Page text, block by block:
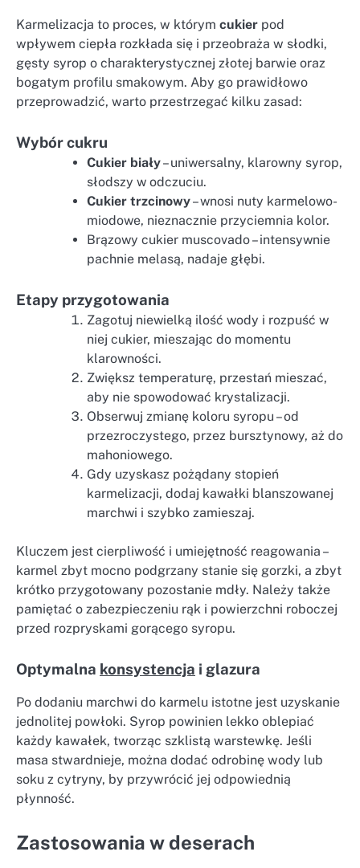
Karmelizacja to proces, w którym cukier pod
wpływem ciepła rozkłada się i przeobraża w słodki,
gęsty syrop o charakterystycznej złotej barwie oraz
bogatym profilu smakowym. Aby go prawidłowo
przeprowadzić, warto przestrzegać kilku zasad:
Wybór cukru
Cukier biały– uniwersalny, klarowny syrop,
słodszy w odczuciu.
Cukier trzcinowy– wnosi nuty karmelowo-
miodowe, nieznacznie przyciemnia kolor.
Brązowy cukier muscovado – intensywnie
pachnie melasą, nadaje głębi.
Etapy przygotowania
Zagotuj niewielką ilość wody i rozpuść w
niej cukier, mieszając do momentu
klarowności.
Zwiększ temperaturę, przestań mieszać,
aby nie spowodować krystalizacji.
Obserwuj zmianę koloru syropu – od
przezroczystego, przez bursztynowy, aż do
mahoniowego.
Gdy uzyskasz pożądany stopień
karmelizacji, dodaj kawałki blanszowanej
marchwi i szybko zamieszaj.
Kluczem jest cierpliwość i umiejętność reagowania –
karmel zbyt mocno podgrzany stanie się gorzki, a zbyt
krótko przygotowany pozostanie mdły. Należy także
pamiętać o zabezpieczeniu rąk i powierzchni roboczej
przed rozpryskami gorącego syropu.
Optymalna konsystencja i glazura
Po dodaniu marchwi do karmelu istotne jest uzyskanie
jednolitej powłoki. Syrop powinien lekko oblepiać
każdy kawałek, tworząc szklistą warstewkę. Jeśli
masa stwardnieje, można dodać odrobinę wody lub
soku z cytryny, by przywrócić jej odpowiednią
płynność.
Zastosowania w deserach